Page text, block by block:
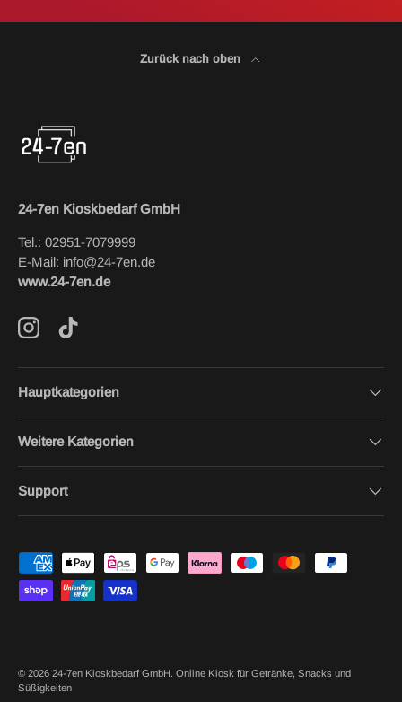
Zurück nach oben
24-7en Kioskbedarf GmbH
Tel.: 02951-7079999
E-Mail: info@24-7en.de
www.24-7en.de
InstagramTikTok
Hauptkategorien
Weitere Kategorien
Support
Zahlungsmethoden
© 2026 24-7en Kioskbedarf GmbH. Online Kiosk für Getränke, Snacks und
Süßigkeiten